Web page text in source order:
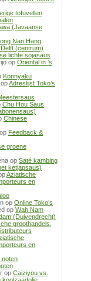
tofuvellen
(Javaanse
Nan Hang
(centrum)
lichte sojasaus
op Oriental in ’s
Konnyaku
opAdreslijst Toko’s
Chu Hou Saus
Chinese
op Feedback &
groene
op Saté kambing
ketjapsaus)
Aziatische
en
op Online Toko’s
op Wah Nam
(Duivendrecht)
groothandels,
en
noten
op Caiziyou vs.